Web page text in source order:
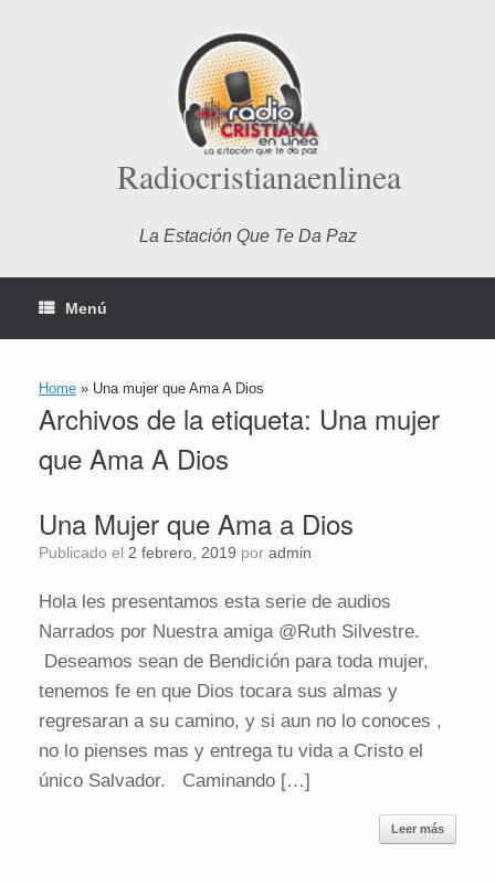
Radiocristianaenlinea
La Estación Que Te Da Paz
Menú
Home » Una mujer que Ama A Dios
Archivos de la etiqueta: Una mujer
que Ama A Dios
Una Mujer que Ama a Dios
Publicado el 2 febrero, 2019 por admin
Hola les presentamos esta serie de audios
Narrados por Nuestra amiga @Ruth Silvestre.
Deseamos sean de Bendición para toda mujer,
tenemos fe en que Dios tocara sus almas y
regresaran a su camino, y si aun no lo conoces ,
no lo pienses mas y entrega tu vida a Cristo el
único Salvador. Caminando […]
Leer más